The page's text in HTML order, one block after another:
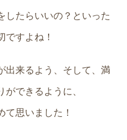
したらいいの？といった
ですよね！
出来るよう、そして、満
できるように、
て思いました！